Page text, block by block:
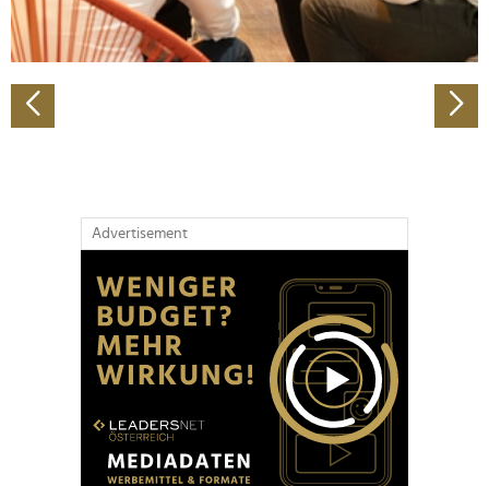
zu können und die Zugriffe auf unsere Website zu
analysieren. Außerdem geben wir Informationen zu Ihrer
Verwendung unserer Website an unsere Partner für
soziale Medien, Werbung und Analysen weiter. Unsere
Partner führen diese Informationen möglicherweise mit
Advertisement